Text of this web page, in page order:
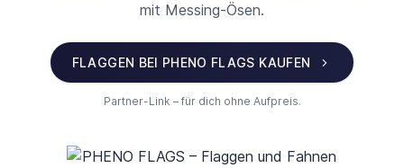
mit Messing-Ösen.
FLAGGEN BEI PHENO FLAGS KAUFEN
Partner-Link – für dich ohne Aufpreis.